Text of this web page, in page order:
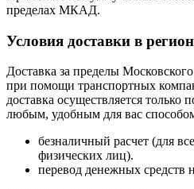
пределах МКАД.
Условия доставки в
Доставка за пределы
при помощи транспортных
доставка осуществляется только
любым, удобным для вас
безналичный расчет (для
физических лиц).
перевод денежных средств